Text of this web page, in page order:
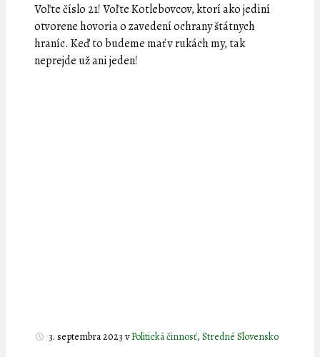
Voľte číslo 21! Voľte Kotlebovcov, ktorí ako jediní
otvorene hovoria o zavedení ochrany štátnych
hraníc. Keď to budeme mať v rukách my, tak
neprejde už ani jeden!
3. septembra 2023 vPolitická činnosť, Stredné Slovensko